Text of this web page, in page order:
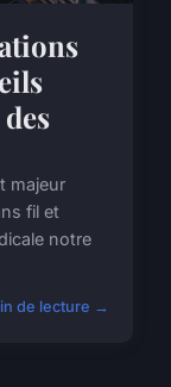
majeur
fil et
notre
de lecture →